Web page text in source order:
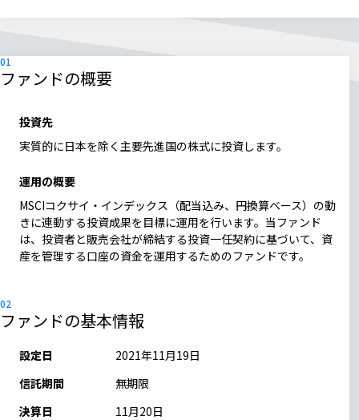
国内株式議決権行使の方針と判断基準
サステナビリティレポート等
ファンドの概要
投資先
実質的に日本を除く主要先進国の株式に投資します。
運用の概要
MSCIコクサイ・インデックス（配当込み、円換算ベース）の動
きに連動する投資成果を目標に運用を行います。当ファンド
は、投資者と販売会社が締結する投資一任契約に基づいて、資
産を管理する口座の資金を運用するためのファンドです。
ファンドの基本情報
設定日
2021年11月19日
信託期間
無期限
決算日
11月20日